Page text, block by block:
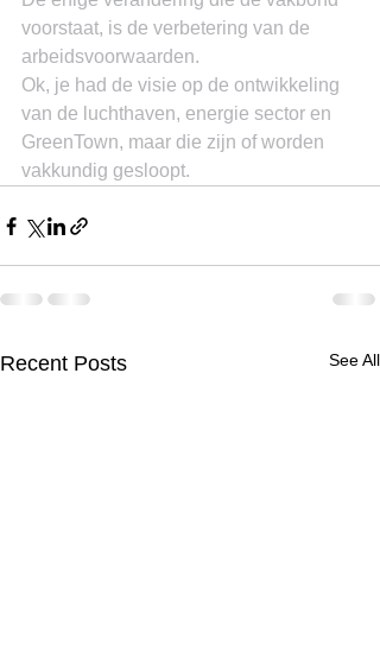
voorstaat, is de verbetering van de
arbeidsvoorwaarden.
Ok, je had de visie op de ontwikkeling
van de luchthaven, energie sector en
GreenTown, maar die zijn of worden
vakkundig gesloopt.
Recent Posts See All